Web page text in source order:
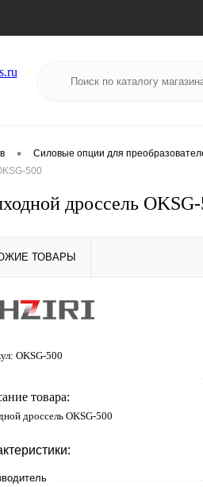
• Силовые опции для
500
дроссель OKSG-
ТОВАРЫ
OKSG-500
товара:
дроссель OKSG-500